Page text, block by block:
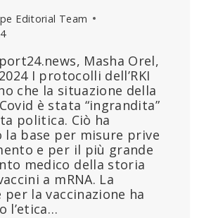
Editorial Team
Masha Orel,
I protocolli dell’RKI
che la situazione della
è stata “ingrandita”
politica. Ciò ha
base per misure prive
e per il più grande
medico della storia
a mRNA. La
per la vaccinazione ha
l’etica…